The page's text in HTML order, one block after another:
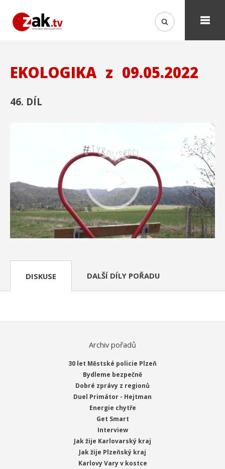
EKOLOGIKA z 09.05.2022
46. DÍL
DISKUSE DALŠÍ DÍLY POŘADU
Archiv pořadů
30 let Městské policie Plzeň
Bydleme bezpečně
Dobré zprávy z regionů
Duel Primátor - Hejtman
Energie chytře
Get Smart
Interview
Jak žije Karlovarský kraj
Jak žije Plzeňský kraj
Karlovy Vary v kostce